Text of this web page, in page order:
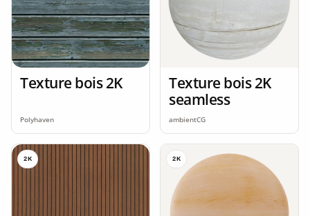
Texture bois 2K
Polyhaven
Texture bois 2K
seamless
ambientCG
2K 2K